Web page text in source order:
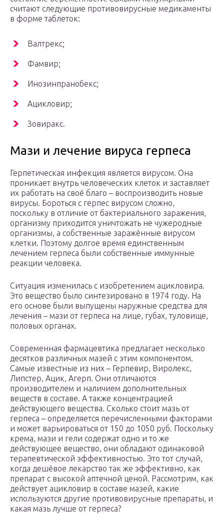
считают следующие противовирусные медикаменты
в форме таблеток:
Валтрекс;
Фамвир;
Инозинпранобекс;
Ацикловир;
Зовиракс.
Мази и лечение вируса герпеса
Герпетическая инфекция является вирусом. Она
проникает внутрь человеческих клеток и заставляет
их работать на своё благо – воспроизводить новые
вирусы. Бороться с герпес вирусом сложно,
поскольку в отличие от бактериального заражения,
организму приходится уничтожать не чужеродные
организмы, а собственные заражённые вирусом
клетки. Поэтому долгое время единственным
лечением герпеса были собственные иммунные
реакции человека.
Ситуация изменилась с изобретением ацикловира.
Это вещество было синтезировано в 1974 году. На
его основе были выпущены наружные средства для
лечения – мази от герпеса на лице, губах, туловище,
половых органах.
Современная фармацевтика предлагает несколько
десятков различных мазей с этим компонентом.
Самые известные из них – Герпевир, Виролекс,
Липстер, Ацик, Агерп. Они отличаются
производителем и наличием дополнительных
веществ в составе. А также концентрацией
действующего вещества. Сколько стоит мазь от
герпеса – определяется перечисленными факторами
и может варьироваться от 150 до 1050 руб. Поскольку
крема, мази и гели содержат одно и то же
действующее вещество, они обладают одинаковой
терапевтической эффективностью. Это тот случай,
когда дешёвое лекарство так же эффективно, как
препарат с высокой аптечной ценой. Рассмотрим, как
действует ацикловир в составе мазей, какие
используются другие противовирусные препараты, и
какая мазь лучше от герпеса?